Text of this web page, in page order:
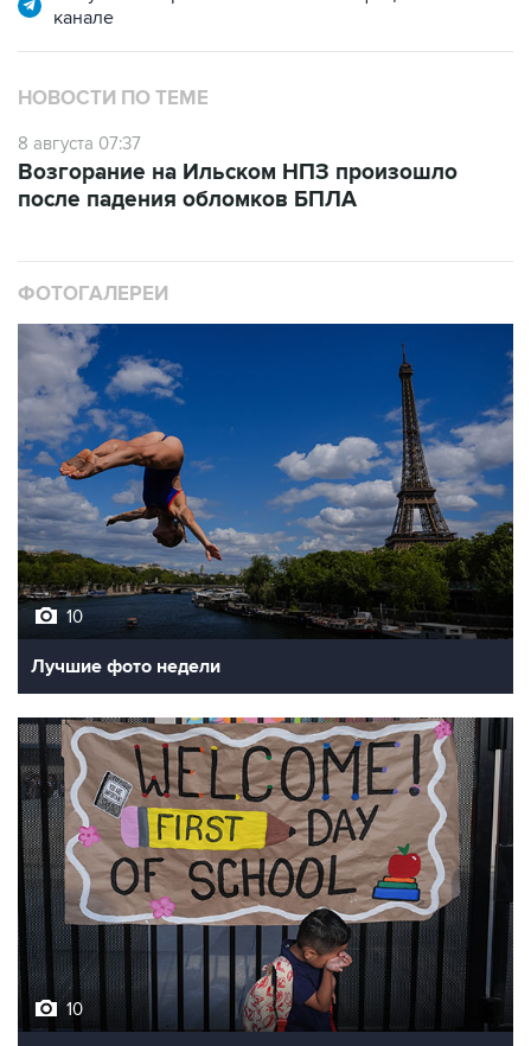
канале
НОВОСТИ ПО ТЕМЕ
8 августа 07:37
Возгорание на Ильском НПЗ произошло
после падения обломков БПЛА
ФОТОГАЛЕРЕИ
10
Лучшие фото недели
10